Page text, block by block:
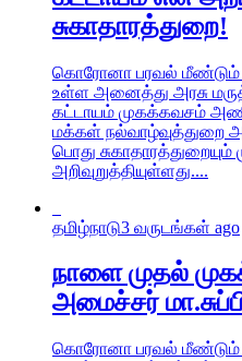
சுகாதாரத்துறை!
கொரோனா பரவல் மீண்டும்
உள்ள அனைத்து அரசு
கட்டாயம் முகக்கவசம்
மக்கள் நல்வாழ்வுத்துறை
பொது
அறிவுறுத்தியுள்ளது....
தமிழ்நாடு3 வருடங்கள் ago
நாளை முதல்
அமைச்சர்
கொரோனா பரவல் மீண்டும்